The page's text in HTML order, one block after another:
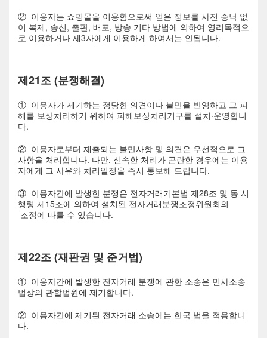
② 이용자는 쇼핑몰을 이용함으로써 얻은 정보를 사전 승낙 없
이 복제, 송신, 출판, 배포, 방송 기타 방법에 의하여 영리목적으
로 이용하거나 제3자에게 이용하게 하여서는 안됩니다.
제21조 (분쟁해결)
① 이용자가 제기하는 정당한 의견이나 불만을 반영하고 그 피
해를 보상처리하기 위하여 피해보상처리기구를 설치·운영합니
다.
② 이용자로부터 제출되는 불만사항 및 의견은 우선적으로 그
사항을 처리합니다. 다만, 신속한 처리가 곤란한 경우에는 이용
자에게 그 사유와 처리일정을 즉시 통보해 드립니다.
③ 이용자간에 발생한 분쟁은 전자거래기본법 제28조 및 동 시
행령 제15조에 의하여 설치된 전자거래분쟁조정위원회의
조정에 따를 수 있습니다.
제22조 (재판권 및 준거법)
① 이용자간에 발생한 전자거래 분쟁에 관한 소송은 민사소송
법상의 관할법원에 제기합니다.
② 이용자간에 제기된 전자거래 소송에는 한국 법을 적용합니
다.